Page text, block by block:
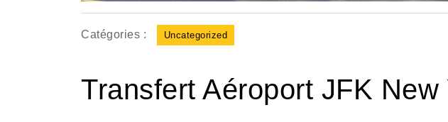
Catégories : Uncategorized
Transfert Aéroport JFK New